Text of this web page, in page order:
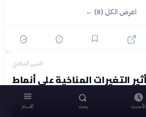
اعرض الكل (8) ←
الشهر الماضي
التغيرات المناخية على أنماط
الأحدث بحث أقسام